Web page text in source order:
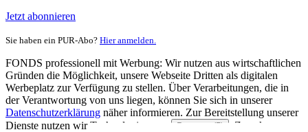
Jetzt abonnieren
Sie haben ein PUR-Abo? Hier anmelden.
FONDS professionell mit Werbung: Wir nutzen aus wirtschaftlichen
Gründen die Möglichkeit, unsere Webseite Dritten als digitalen
Werbeplatz zur Verfügung zu stellen. Über Verarbeitungen, die in
der Verantwortung von uns liegen, können Sie sich in unserer
Datenschutzerklärung näher informieren. Zur Bereitstellung unserer
Dienste nutzen wir Technologien von
Partnern (5)
. Zwecke: